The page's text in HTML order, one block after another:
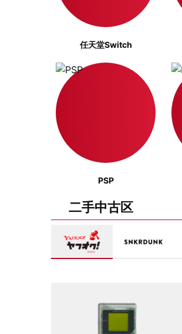
任天堂Switch
PSP
二手中古区